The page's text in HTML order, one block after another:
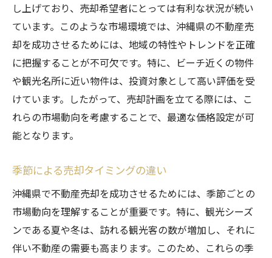
し上げており、売却希望者にとっては有利な状況が続い
ています。このような市場環境では、沖縄県の不動産売
却を成功させるためには、地域の特性やトレンドを正確
に把握することが不可欠です。特に、ビーチ近くの物件
や観光名所に近い物件は、投資対象として高い評価を受
けています。したがって、売却計画を立てる際には、こ
れらの市場動向を考慮することで、最適な価格設定が可
能となります。
季節による売却タイミングの違い
沖縄県で不動産売却を成功させるためには、季節ごとの
市場動向を理解することが重要です。特に、観光シーズ
ンである夏や冬は、訪れる観光客の数が増加し、それに
伴い不動産の需要も高まります。このため、これらの季